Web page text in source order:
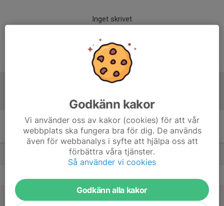
Inget skrivet
9 mot 9 Pojkar 14 år Grupp
M +/-
1. Bergnäsets AIK 2 8
3. IFK Arvidsjaur FK
Godkänn kakor
Vi använder oss av kakor (cookies) för att vår
webbplats ska fungera bra för dig. De används
även för webbanalys i syfte att hjälpa oss att
förbättra våra tjänster.
Så använder vi cookies
Godkänn alla kakor